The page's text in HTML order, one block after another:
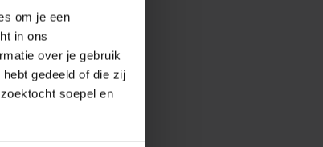
om je een
in ons
over je gebruik
gedeeld of die zij
soepel en